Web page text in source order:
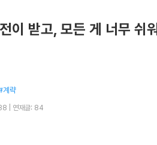
이 받고, 모든 게 너무 쉬
계략
연재글: 84